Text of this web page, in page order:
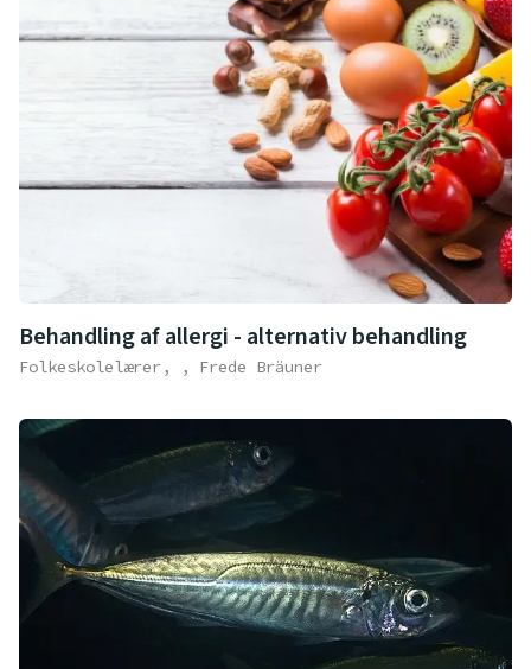
Behandling af allergi - alternativ behandling
Folkeskolelærer, , Frede Bräuner